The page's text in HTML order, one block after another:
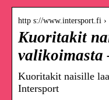
http s://www.intersport.fi ›
Kuoritakit
valikoimasta
Kuoritakit naisille
Intersport